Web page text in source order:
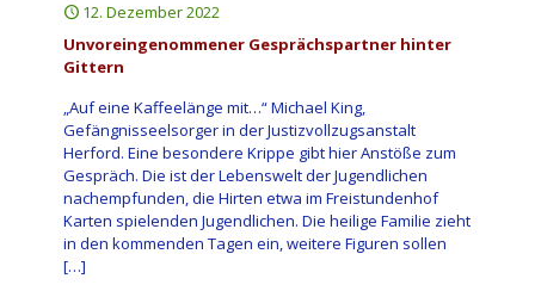
12. Dezember 2022
Unvoreingenommener Gesprächspartner hinter
Gittern
„Auf eine Kaffeelänge mit…“ Michael King,
Gefängnisseelsorger in der Justizvollzugsanstalt
Herford. Eine besondere Krippe gibt hier Anstöße zum
Gespräch. Die ist der Lebenswelt der Jugendlichen
nachempfunden, die Hirten etwa im Freistundenhof
Karten spielenden Jugendlichen. Die heilige Familie zieht
in den kommenden Tagen ein, weitere Figuren sollen
[…]